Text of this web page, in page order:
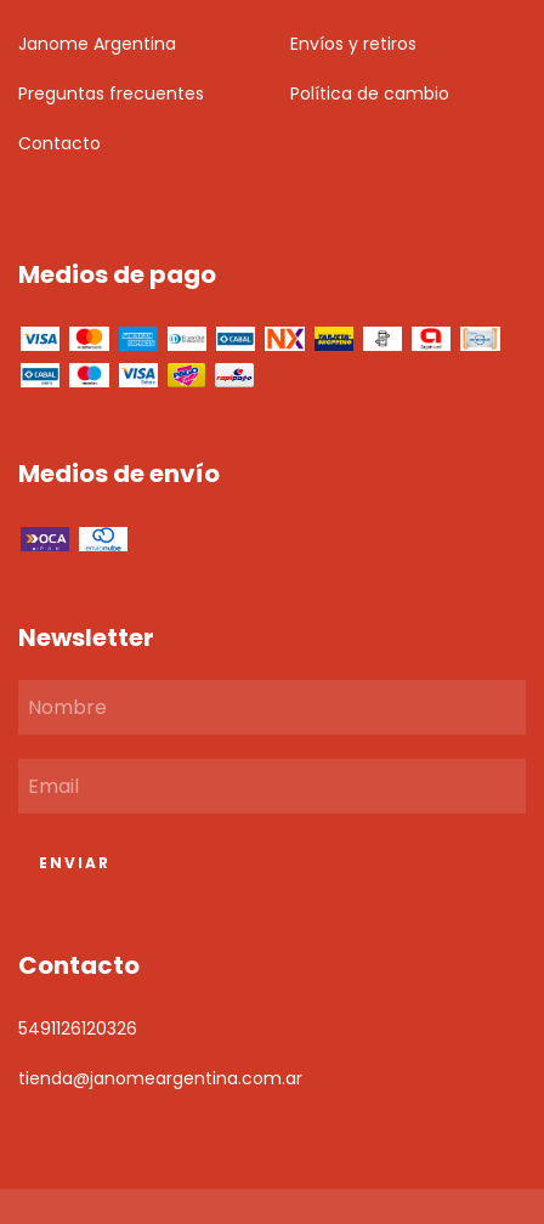
Janome Argentina Envíos y retiros
Preguntas frecuentes Política de cambio
Contacto
Medios de pago
Medios de envío
Newsletter
Contacto
5491126120326
tienda@janomeargentina.com.ar